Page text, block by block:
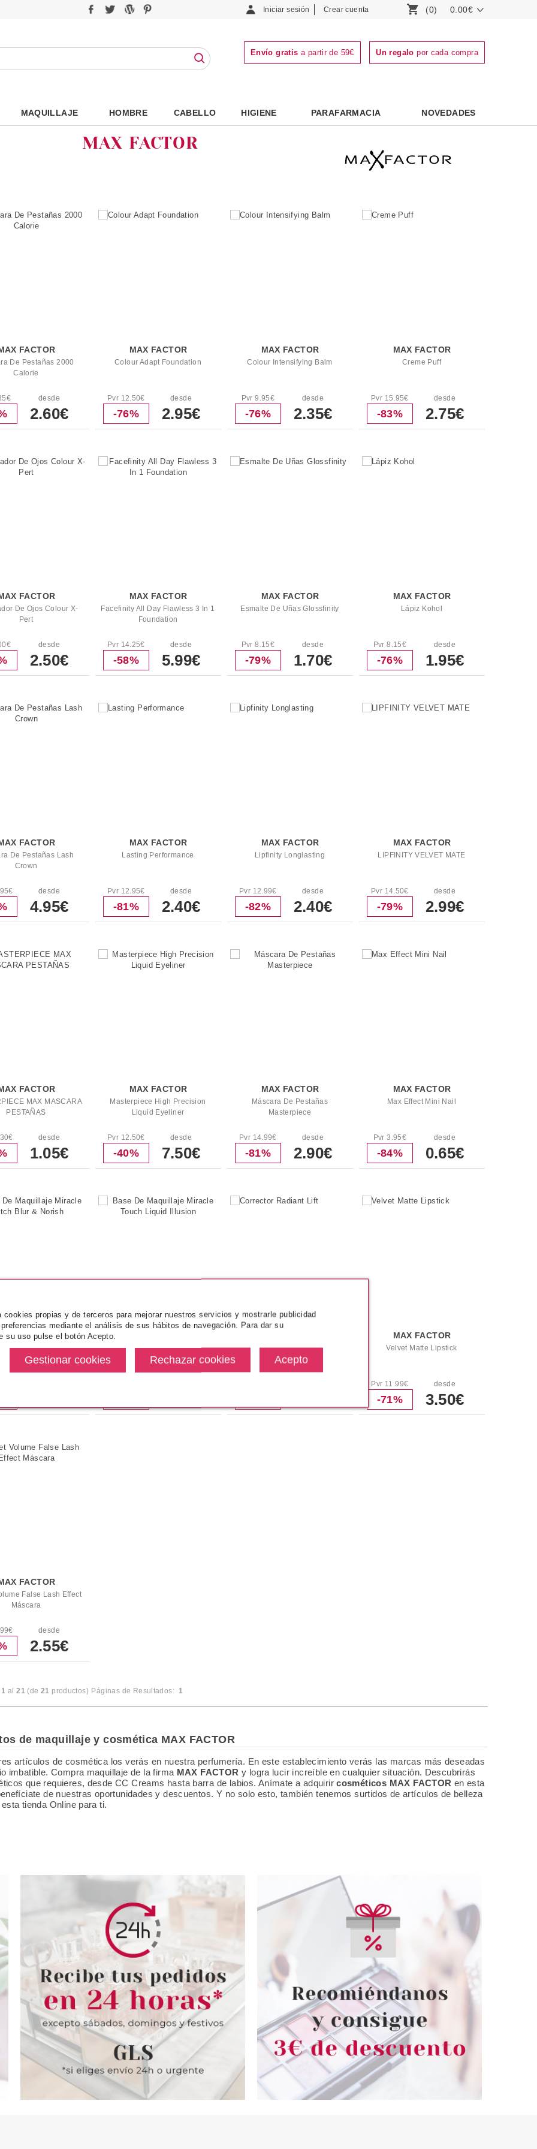
Iniciar sesión Crear cuenta (0) 0.00€
Envío gratis a partir de 59€ Un regalo por cada compra
MAQUILLAJE HOMBRE CABELLO HIGIENE PARAFARMACIA NOVEDADES
MAX FACTOR
FACTOR
De Pestañas 2000
Calorie
desde
2.60€
MAX FACTOR
Colour Adapt Foundation
Pvr 12.50€
-76%
desde
2.95€
MAX FACTOR
Colour Intensifying Balm
Pvr 9.95€
-76%
desde
2.35€
MAX FACTOR
Creme Puff
Pvr 15.95€
-83%
desde
2.75€
FACTOR
De Ojos Colour X-
Pert
desde
2.50€
MAX FACTOR
Facefinity All Day Flawless 3 In 1
Foundation
Pvr 14.25€
-58%
desde
5.99€
MAX FACTOR
Esmalte De Uñas Glossfinity
Pvr 8.15€
-79%
desde
1.70€
MAX FACTOR
Lápiz Kohol
Pvr 8.15€
-76%
desde
1.95€
FACTOR
De Pestañas Lash
Crown
desde
4.95€
MAX FACTOR
Lasting Performance
Pvr 12.95€
-81%
desde
2.40€
MAX FACTOR
Lipfinity Longlasting
Pvr 12.99€
-82%
desde
2.40€
MAX FACTOR
LIPFINITY VELVET MATE
Pvr 14.50€
-79%
desde
2.99€
FACTOR
MAX MASCARA
PESTAÑAS
desde
1.05€
MAX FACTOR
Masterpiece High Precision
Liquid Eyeliner
Pvr 12.50€
-40%
desde
7.50€
MAX FACTOR
Máscara De Pestañas
Masterpiece
Pvr 14.99€
-81%
desde
2.90€
MAX FACTOR
Max Effect Mini Nail
Pvr 3.95€
-84%
desde
0.65€
FACTOR
De Maquillaje Miracle
Blur & Norish
Base De Maquillaje Miracle
Touch Liquid Illusion
Corrector Radiant Lift
MAX FACTOR
Velvet Matte Lipstick
Pvr 11.99€
-71%
desde
3.50€
FACTOR
False Lash Effect
Máscara
desde
2.55€
1 al21 (de 21 productos) Páginas de Resultados: 1
de maquillaje y cosmética MAX FACTOR
artículos de cosmética los verás en nuestra perfumería. En este establecimiento verás las marcas más deseadas
imbatible. Compra maquillaje de la firma MAX FACTOR y logra lucir increíble en cualquier situación. Descubrirás
que requieres, desde CC Creams hasta barra de labios. Anímate a adquirircosméticos MAX FACTOR en esta
de nuestras oportunidades y descuentos. Y no solo esto, también tenemos surtidos de artículos de belleza
tienda Online para ti.
propias y de terceros para mejorar nuestros servicios y mostrarle publicidad
mediante el análisis de sus hábitos de navegación. Para dar su
su uso pulse el botón Acepto.